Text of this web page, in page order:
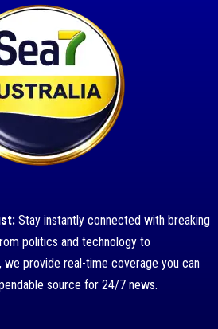
Stay instantly connected with breaking
politics and technology to
we provide real-time coverage you can
source for 24/7 news.